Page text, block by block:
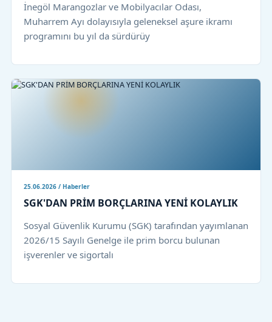
İnegöl Marangozlar ve Mobilyacılar Odası,
Muharrem Ayı dolayısıyla geleneksel aşure ikramı
programını bu yıl da sürdürüy
25.06.2026 / Haberler
SGK'DAN PRİM BORÇLARINA YENİ KOLAYLIK
Sosyal Güvenlik Kurumu (SGK) tarafından yayımlanan
2026/15 Sayılı Genelge ile prim borcu bulunan
işverenler ve sigortalı